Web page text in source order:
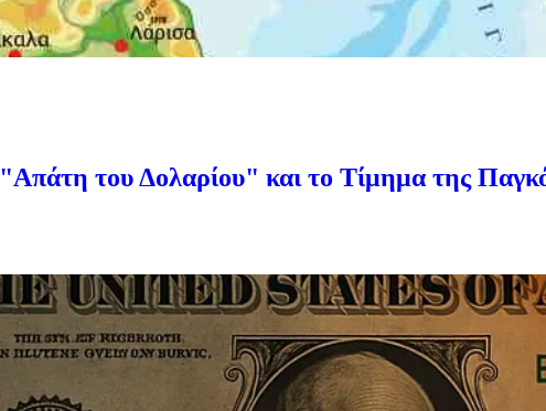
του Δολαρίου" και το Τίμημα της